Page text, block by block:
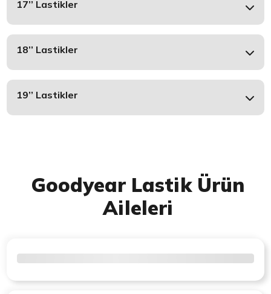
17’’ Lastikler
18’’ Lastikler
19’’ Lastikler
Goodyear Lastik Ürün
Aileleri